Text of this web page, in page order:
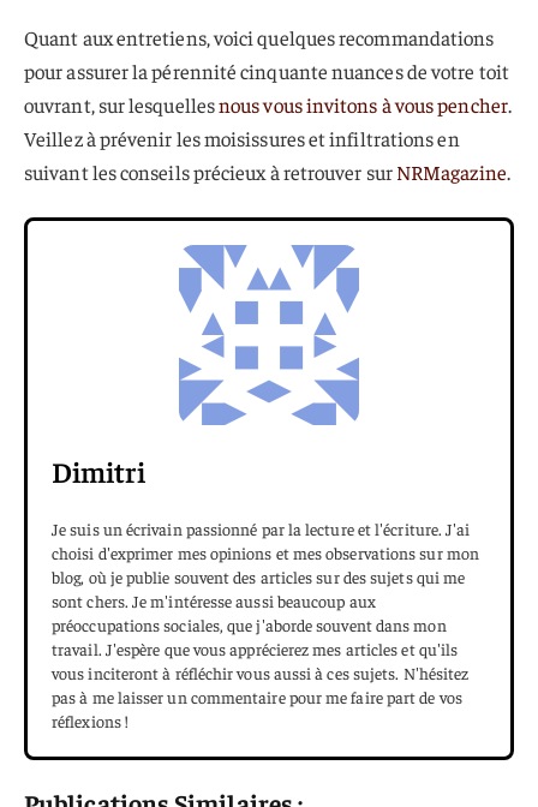
Quant aux entretiens, voici quelques recommandations
pour assurer la pérennité cinquante nuances de votre toit
ouvrant, sur lesquellesnous vous invitons à vous pencher.
Veillez à prévenir les moisissures et infiltrations en
suivant les conseils précieux à retrouver surNRMagazine.
Dimitri
Je suis un écrivain passionné par la lecture et l'écriture. J'ai
choisi d'exprimer mes opinions et mes observations sur mon
blog, où je publie souvent des articles sur des sujets qui me
sont chers. Je m'intéresse aussi beaucoup aux
préoccupations sociales, que j'aborde souvent dans mon
travail. J'espère que vous apprécierez mes articles et qu'ils
vous inciteront à réfléchir vous aussi à ces sujets. N'hésitez
pas à me laisser un commentaire pour me faire part de vos
réflexions !